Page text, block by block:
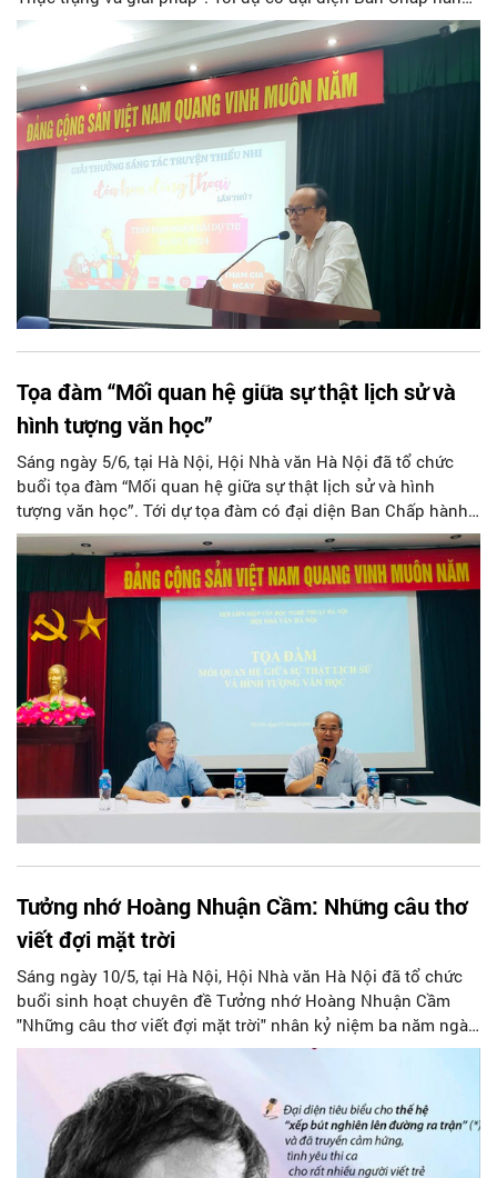
Hội cùng đông đảo hội viên, văn nghệ sĩ.
Tọa đàm “Mối quan hệ giữa sự thật lịch sử và
hình tượng văn học”
Sáng ngày 5/6, tại Hà Nội, Hội Nhà văn Hà Nội đã tổ chức
buổi tọa đàm “Mối quan hệ giữa sự thật lịch sử và hình
tượng văn học”. Tới dự tọa đàm có đại diện Ban Chấp hành
Hội cùng đông đảo hội viên, văn nghệ sĩ.
Tưởng nhớ Hoàng Nhuận Cầm: Những câu thơ
viết đợi mặt trời
Sáng ngày 10/5, tại Hà Nội, Hội Nhà văn Hà Nội đã tổ chức
buổi sinh hoạt chuyên đề Tưởng nhớ Hoàng Nhuận Cầm
"Những câu thơ viết đợi mặt trời" nhân kỷ niệm ba năm ngày
mất của nhà thơ. Tới dự buổi sinh hoạt hôm nay có đại diện
ban chấp hành Hội và đông đảo hội viên, văn nghệ sĩ.